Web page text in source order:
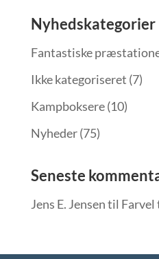
Nyhedskategorier
Fantastiske
Ikke kategoriseret (7)
Kampboksere(10)
Nyheder(75)
Seneste
Jens E. Jensentil Farvel